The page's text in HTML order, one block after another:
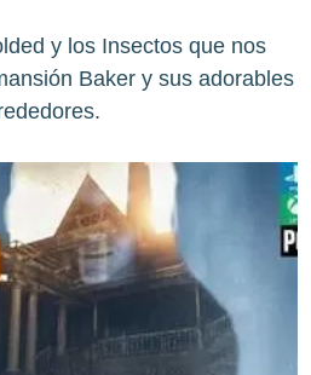
y los Insectos que nos
Baker y sus adorables